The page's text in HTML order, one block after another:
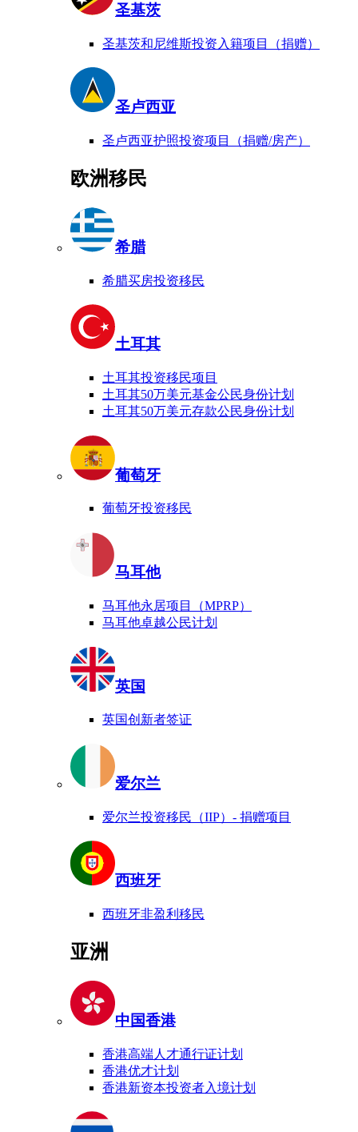
圣基茨
圣基茨和尼维斯投资入籍项目（捐赠）
圣卢西亚
圣卢西亚护照投资项目（捐赠/房产）
欧洲移民
希腊
希腊买房投资移民
土耳其
土耳其投资移民项目
土耳其50万美元基金公民身份计划
土耳其50万美元存款公民身份计划
葡萄牙
葡萄牙投资移民
马耳他
马耳他永居项目（MPRP）
马耳他卓越公民计划
英国
英国创新者签证
爱尔兰
爱尔兰投资移民（IIP）- 捐赠项目
西班牙
西班牙非盈利移民
亚洲
中国香港
香港高端人才通行证计划
香港优才计划
香港新资本投资者入境计划